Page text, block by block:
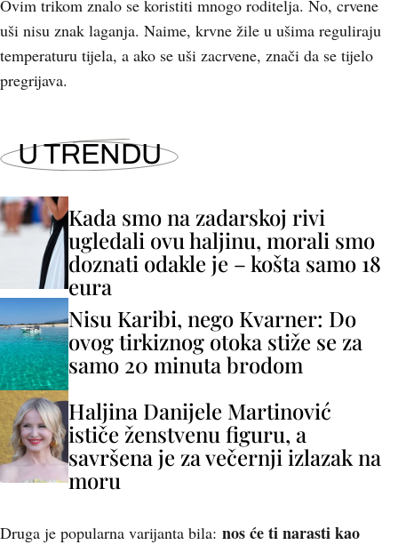
Ovim trikom znalo se koristiti mnogo roditelja. No, crvene
uši nisu znak laganja. Naime, krvne žile u ušima reguliraju
temperaturu tijela, a ako se uši zacrvene, znači da se tijelo
pregrijava.
U TRENDU
Kada smo na zadarskoj rivi
ugledali ovu haljinu, morali smo
doznati odakle je – košta samo 18
eura
Nisu Karibi, nego Kvarner: Do
ovog tirkiznog otoka stiže se za
samo 20 minuta brodom
Haljina Danijele Martinović
ističe ženstvenu figuru, a
savršena je za večernji izlazak na
moru
Druga je popularna varijanta bila: nos će ti narasti kao